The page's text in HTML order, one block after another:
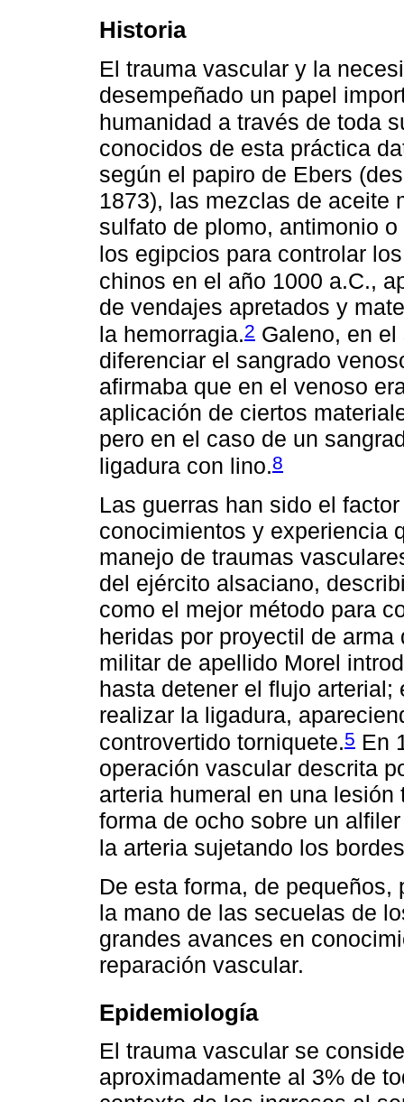
Historia
El trauma vascular y la
desempeñado un papel
humanidad a través de toda
conocidos de esta práctica
según el papiro de Ebers
1873), las mezclas de aceite
sulfato de plomo, antimonio
los egipcios para controlar
chinos en el año 1000 a.C.,
de vendajes apretados y
la hemorragia.2 Galeno, en
diferenciar el sangrado
afirmaba que en el venoso
aplicación de ciertos
pero en el caso de un
ligadura con lino.8
Las guerras han sido el
conocimientos y experiencia
manejo de traumas
del ejército alsaciano,
como el mejor método para
heridas por proyectil de arma
militar de apellido Morel
hasta detener el flujo
realizar la ligadura,
controvertido torniquete.5 En
operación vascular descrita
arteria humeral en una
forma de ocho sobre un
la arteria sujetando los
De esta forma, de
la mano de las secuelas de
grandes avances en
reparación vascular.
Epidemiología
El trauma vascular se
aproximadamente al 3% de